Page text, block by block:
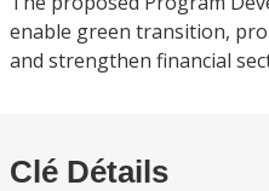
enable green transition,
and strengthen financial
Clé Détails